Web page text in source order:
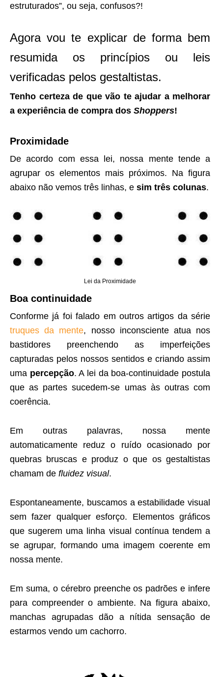
estruturados”, ou seja, confusos?!
Agora vou te explicar de forma bem
resumida os princípios ou leis
verificadas pelos gestaltistas.
Tenho certeza de que vão te ajudar a melhorar
a experiência de compra dos Shoppers!
Proximidade
De acordo com essa lei, nossa mente tende a
agrupar os elementos mais próximos. Na figura
abaixo não vemos três linhas, e sim três colunas.
Lei da Proximidade
Boa continuidade
Conforme já foi falado em outros artigos da série
truques da mente, nosso inconsciente atua nos
bastidores preenchendo as imperfeições
capturadas pelos nossos sentidos e criando assim
uma percepção. A lei da boa-continuidade postula
que as partes sucedem-se umas às outras com
coerência.
Em outras palavras, nossa mente
automaticamente reduz o ruído ocasionado por
quebras bruscas e produz o que os gestaltistas
chamam de fluidez visual.
Espontaneamente, buscamos a estabilidade visual
sem fazer qualquer esforço. Elementos gráficos
que sugerem uma linha visual contínua tendem a
se agrupar, formando uma imagem coerente em
nossa mente.
Em suma, o cérebro preenche os padrões e infere
para compreender o ambiente. Na figura abaixo,
manchas agrupadas dão a nítida sensação de
estarmos vendo um cachorro.